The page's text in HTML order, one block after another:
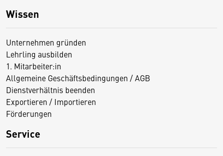
Wissen
Unternehmen gründen
Lehrling ausbilden
1. Mitarbeiter:in
Allgemeine Geschäftsbedingungen / AGB
Dienstverhältnis beenden
Exportieren / Importieren
Förderungen
Service